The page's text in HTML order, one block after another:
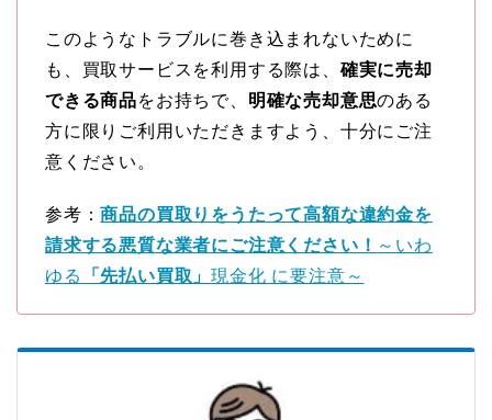
このようなトラブルに巻き込まれないために
も、買取サービスを利用する際は、 確実に売却
できる商品をお持ちで、 明確な売却意思のある
方に限りご利用いただきますよう、十分にご注
意ください。
参考：商品の買取りをうたって高額な違約金を
請求する悪質な業者にご注意ください！ ～いわ
ゆる
「先払い買取」現金化 に要注意～